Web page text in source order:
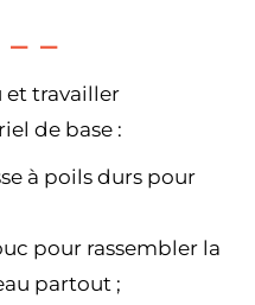
et travailler
de base :
à poils durs pour
pour rassembler la
partout ;